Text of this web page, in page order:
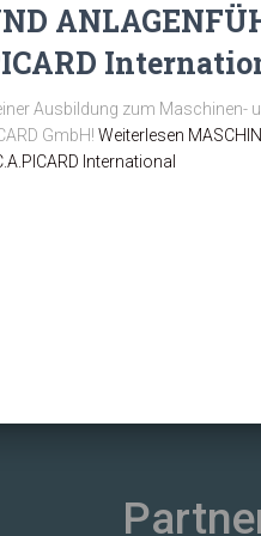
Ausbildung zum Maschinen-
GmbH! Weiterlesen
International